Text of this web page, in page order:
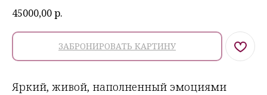
45000,00р.
ЗАБРОНИРОВАТЬ КАРТИНУ
Яркий, живой, наполненный эмоциями